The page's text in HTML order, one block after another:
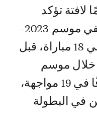
لافتة تؤكد
حاسته التهديفية العالية. ففي موسم 2023–
2024، بصم على 13 هدفًا في 18 مباراة، قبل
خلال موسم
2024–2025 مسجلًا 15 هدفًا في 19 مواجهة،
في البطولة